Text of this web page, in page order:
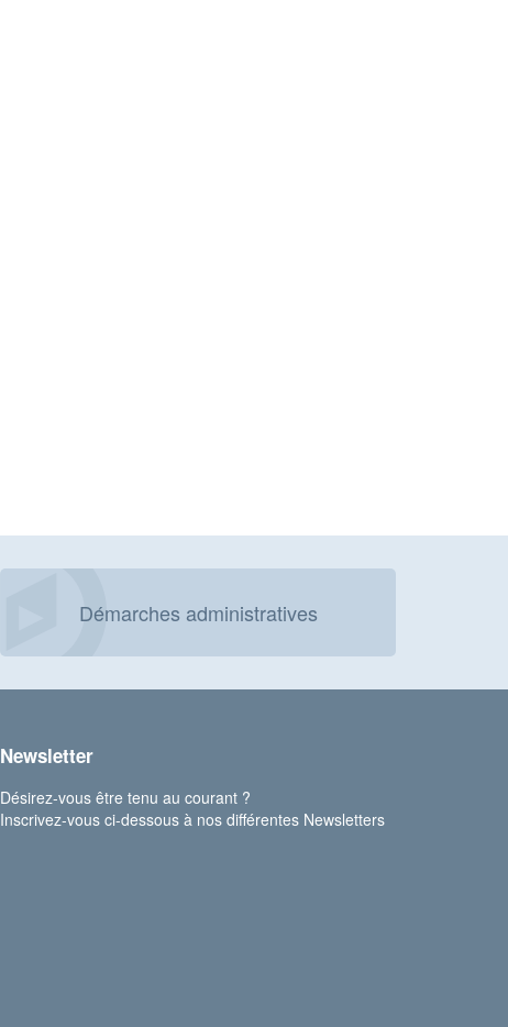
Démarches administratives
Newsletter
Désirez-vous être tenu au courant ?
Inscrivez-vous ci-dessous à nos différentes Newsletters